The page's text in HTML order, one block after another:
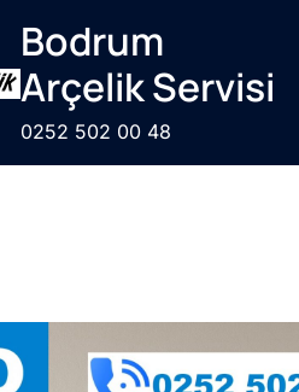
Bodrum
Arçelik Servisi
0252 502 00 48